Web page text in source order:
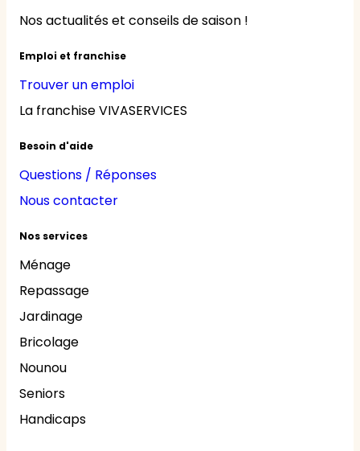
Nos actualités et conseils de saison !
Emploi et franchise
Trouver un emploi
La franchise VIVASERVICES
Besoin d'aide
Questions / Réponses
Nous contacter
Nos services
Ménage
Repassage
Jardinage
Bricolage
Nounou
Seniors
Handicaps